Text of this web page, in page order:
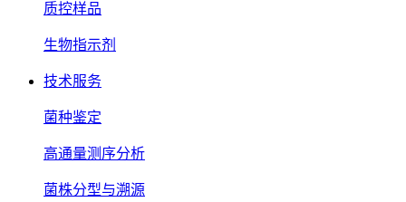
质控样品
生物指示剂
技术服务
菌种鉴定
高通量测序分析
菌株分型与溯源